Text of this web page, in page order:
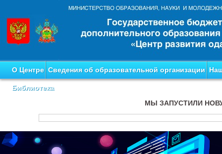
О Центре Сведения об образовательной организации
Библиотека
МЫ ЗАПУСТИЛИ